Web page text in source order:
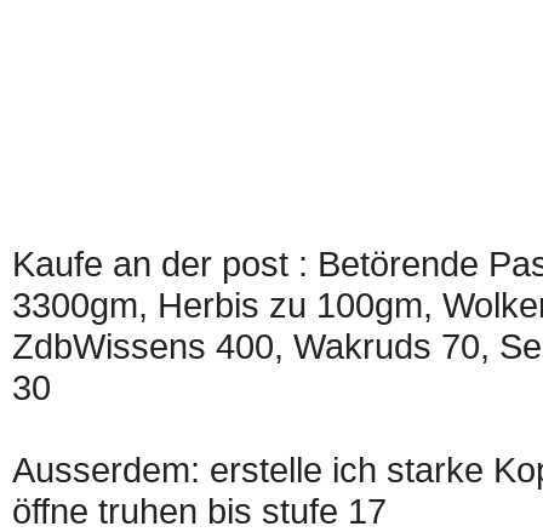
Kaufe an der post : Betörende
3300gm, Herbis zu 100gm,
ZdbWissens 400, Wakruds 70,
30
Ausserdem: erstelle ich starke
öffne truhen bis stufe 17